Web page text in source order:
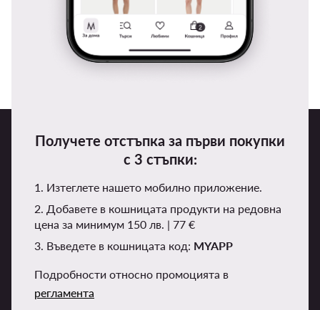
Получете отстъпка за първи покупки
с 3 стъпки:
1. Изтеглете нашето мобилно приложение.
2. Добавете в кошницата продукти на редовна
цена за минимум 150 лв. | 77 €
3. Въведете в кошницата код: MYAPP
Подробности относно промоцията в
регламента